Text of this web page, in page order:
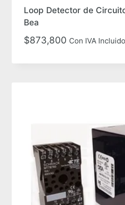
Loop Detector de
Bea
$873,800 Con IVA Incluido